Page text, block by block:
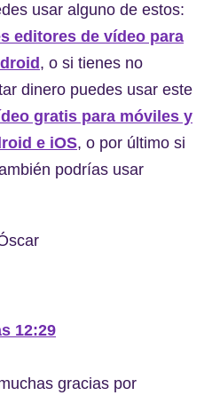
usar alguno de estos:
editores de vídeo para
, o si tienes no
dinero puedes usar este
gratis para móviles y
e iOS, o por último si
podrías usar
12:29
gracias por